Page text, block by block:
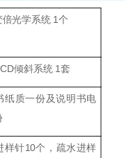
倍光学系统 1个
倾斜系统 1套
纸质一份及说明书电
样针10个，疏水进样